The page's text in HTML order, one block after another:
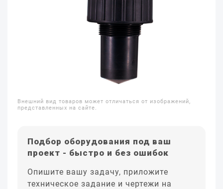
Внешний вид товаров может отличаться от изображений,
представленных на сайте.
Подбор оборудования под ваш
проект - быстро и без ошибок
Опишите вашу задачу, приложите
техническое задание и чертежи на